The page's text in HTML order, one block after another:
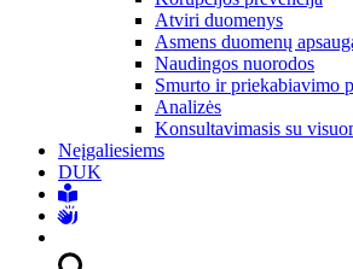
Atviri duomenys
Asmens duomenų
Naudingos nuorodos
Smurto ir priekabiavimo
Analizės
Konsultavimasis su
Neįgaliesiems
DUK